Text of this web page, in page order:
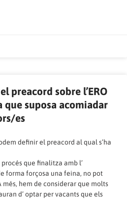
preacord sobre l’ERO
que suposa acomiadar
es
definir el preacord al qual s’ha
que finalitza amb l’
forma forçosa una feina, no pot
hem de considerar que molts
d’ optar per vacants que els